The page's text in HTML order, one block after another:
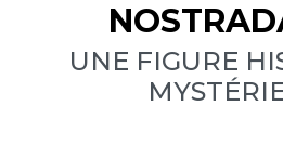
UNE FIGURE